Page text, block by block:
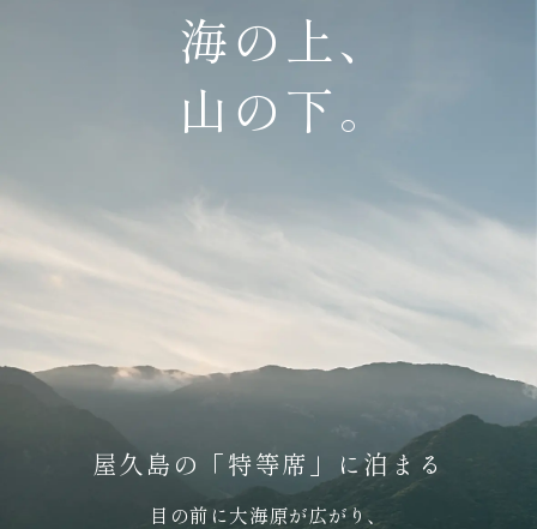
海の上、
山の下。
屋久島の「特等席」に泊まる
目の前に大海原が広がり、
海の上、
山の下。
屋久島の「特等席」に泊まる
目の前に大海原が広がり、
海の上、
山の下。
屋久島の「特等席」に泊まる
目の前に大海原が広がり、
海の上、
山の下。
屋久島の「特等席」に泊まる
目の前に大海原が広がり、
海の上、
山の下。
屋久島の「特等席」に泊まる
目の前に大海原が広がり、
海の上、
山の下。
屋久島の「特等席」に泊まる
目の前に大海原が広がり、